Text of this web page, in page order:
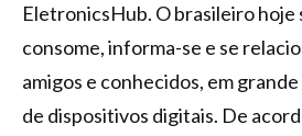
EletronicsHub. O brasileiro hoje
consome, informa-se e se
amigos e conhecidos, em
de dispositivos digitais. De